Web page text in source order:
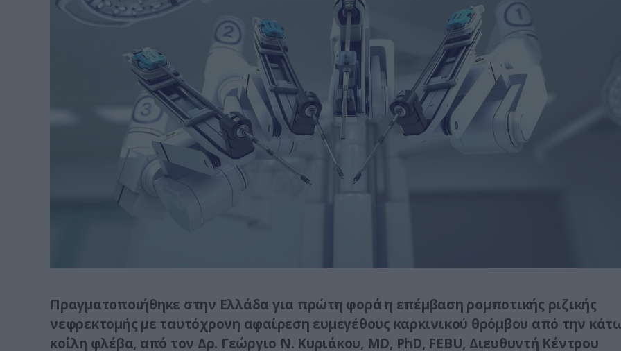
Πραγματοποιήθηκε στην Ελλάδα για πρώτη φορά η επέμβαση ρομποτικής ριζικής
νεφρεκτομής με ταυτόχρονη αφαίρεση ευμεγέθους καρκινικού θρόμβου από την
κοίλη φλέβα, από τον Δρ. Γεώργιο Ν. Κυριάκου, MD, PhD, FEBU, Διευθυντή Κέντρου